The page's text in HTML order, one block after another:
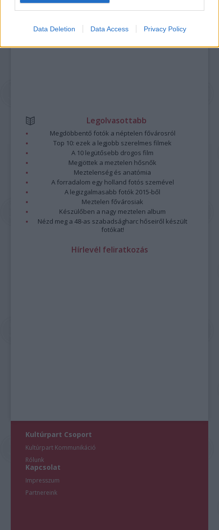
Data Deletion Data Access Privacy Policy
A hozzászólások avonatkozó jogszabályok
nem vállal, azokat nem ellenőrzi. Kifogás esetén forduljon a blog szerkesztőjéhez.
Felhasználási feltételekben adatvédelmi tájékoztatóban
Legolvasottabb
Megdöbbentő fotók a néptelen fővárosról
Top 10: ezek a legjobb szerelmes filmek
A 10 legütősebb drogos film
Megjöttek a meztelen hősnők
Meztelenség és anatómia
A forradalom egy holland fotós szemével
A legizgalmasabb fotók 2015-ből
Meztelen fővárosiak
Készülőben a nagy meztelen album
Nézd meg a 48-as szabadságharc hőseiről készült
fotókat!
Hírlevél feliratkozás
Kultúrpart Csoport
Kultúrpart Kommunikáció
Rólunk
Kapcsolat
Impresszum
Partnereink